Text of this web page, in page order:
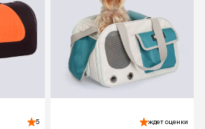
5 ждет оценки